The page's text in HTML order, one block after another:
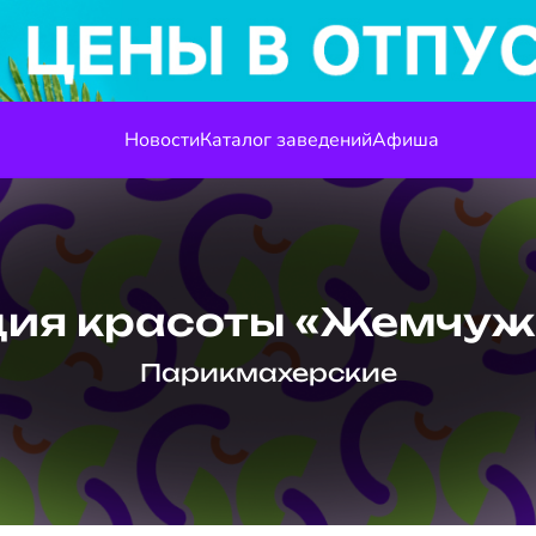
НовостиКаталог заведенийАфиша
красоты
Парикмахерские